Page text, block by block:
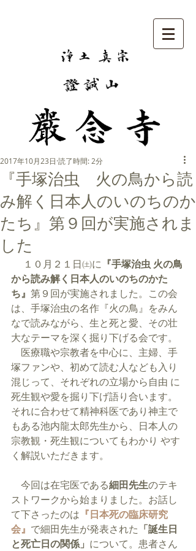
『手塚治虫 火の鳥から読
み解く日本人のいのちのか
たち』第９回が実施されま
した
2017年10月23日 読了時間: 2分
１０月２１日㈯に 『手塚治虫 火の鳥
から読み解く日本人のいのちのかた
ち』 第９回が実施されました。この会
は、手塚治虫の名作『火の鳥』をみん
なで読みながら、生と死と愛、その壮
大なテーマを深く掘り下げる会です。
医療職や宗教者を中心に、主婦、手
塚ファンや、初めて読む人なども入り
混じって、それぞれの立場から自由 に
死生観や愛を掘り下げ語り合います。
それに合わせて精神科医であり神主で
もある池内龍太郎先生から、日本人の
宗教観・死生観についてもわかり やす
く解説いただきます。
今回は在宅医である細田先生のテキ
ストワークから始まりました。お話し
て下さったのは 『日本死の臨床研究
会』 で細田先生が発表された 「誕生日
と死亡日の関係」 について。患者さん